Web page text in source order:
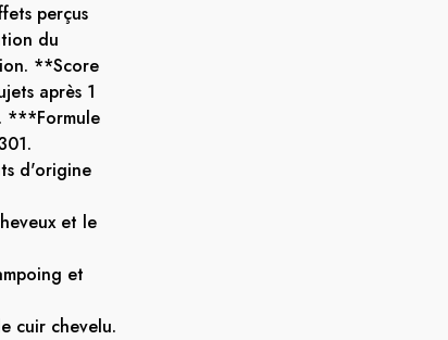
perçus
du
**Score
après 1
***Formule
d'origine
et le
et
cuir chevelu.